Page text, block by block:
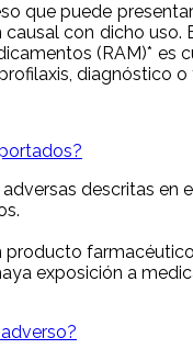
que puede
con dicho
(RAM)*
diagnóstico
descritas en
exposición a